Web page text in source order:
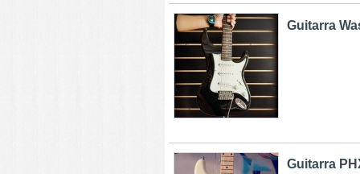
Guitarra
Guitarra